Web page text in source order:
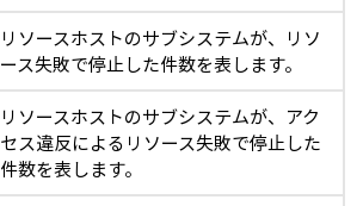
リソースホストのサブシステムが、リソ
ース失敗で停止した件数を表します。
リソースホストのサブシステムが、アク
セス違反によるリソース失敗で停止した
件数を表します。